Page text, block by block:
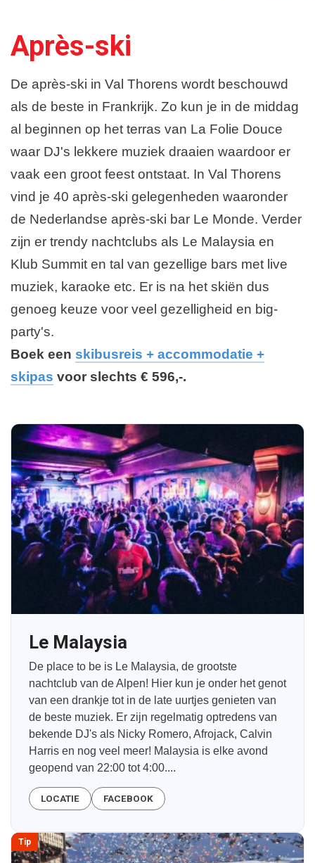
Après-ski
De après-ski in Val Thorens wordt beschouwd
als de beste in Frankrijk. Zo kun je in de middag
al beginnen op het terras van La Folie Douce
waar DJ's lekkere muziek draaien waardoor er
vaak een groot feest ontstaat. In Val Thorens
vind je 40 après-ski gelegenheden waaronder
de Nederlandse après-ski bar Le Monde. Verder
zijn er trendy nachtclubs als Le Malaysia en
Klub Summit en tal van gezellige bars met live
muziek, karaoke etc. Er is na het skiën dus
genoeg keuze voor veel gezelligheid en big-
party's.
Boek een skibusreis + accommodatie +
skipas voor slechts € 596,-.
Le Malaysia
De place to be is Le Malaysia, de grootste
nachtclub van de Alpen! Hier kun je onder het genot
van een drankje tot in de late uurtjes genieten van
de beste muziek. Er zijn regelmatig optredens van
bekende DJ's als Nicky Romero, Afrojack, Calvin
Harris en nog veel meer! Malaysia is elke avond
geopend van 22:00 tot 4:00....
LOCATIE FACEBOOK
Tip
Parkeren